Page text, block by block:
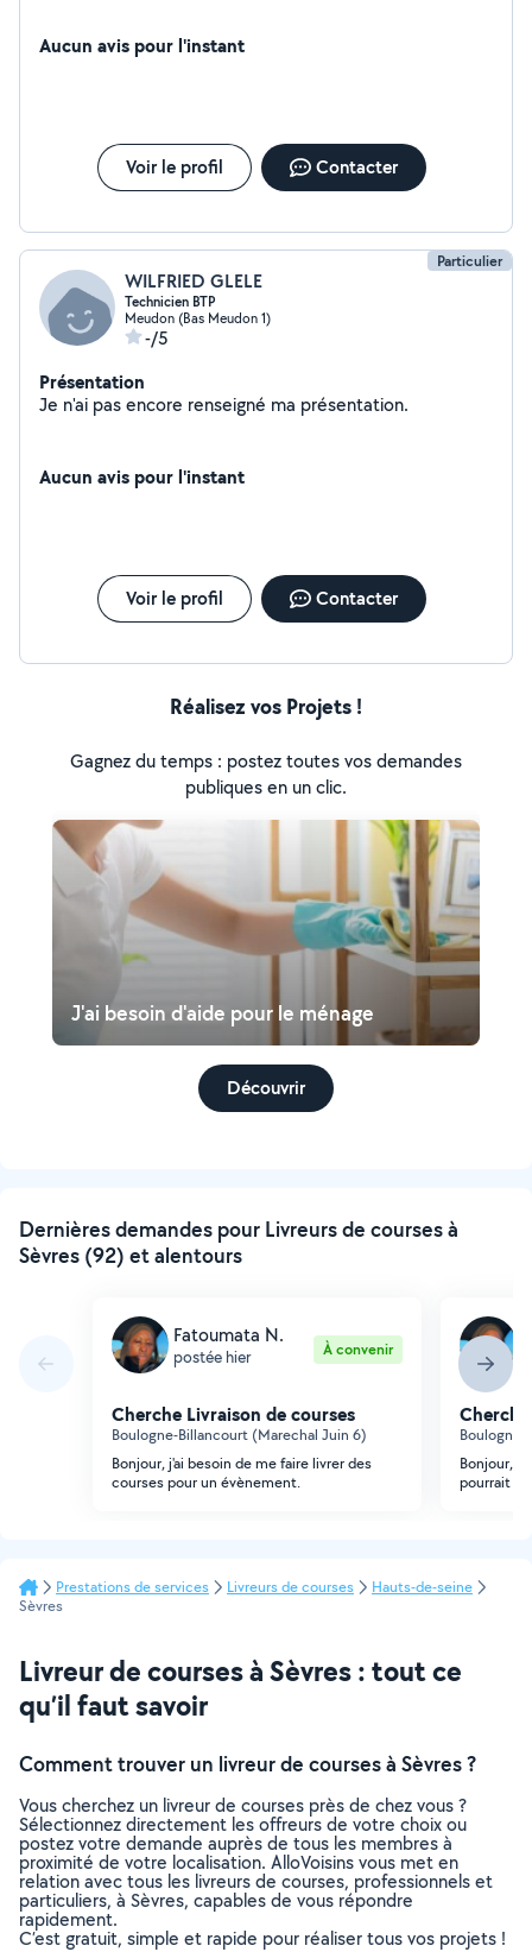
Aucun avis pour l'instant
Voir le profil Contacter
Particulier
WILFRIED GLELE
Technicien BTP
Meudon (Bas Meudon 1)
-/5
Présentation
Je n'ai pas encore renseigné ma présentation.
Aucun avis pour l'instant
Voir le profil Contacter
Réalisez vos Projets !
Gagnez du temps : postez toutes vos demandes
publiques en un clic.
J'ai besoin d'aide pour le ménage
Découvrir
Dernières demandes pour Livreurs de courses à
Sèvres (92) et alentours
Fatoumata N.
postée hier À convenir
Cherche Livraison de courses
Boulogne-Billancourt (Marechal Juin 6)
Bonjour, j'ai besoin de me faire livrer des
courses pour un évènement.
Bonjour,
pourrait
Prestations de services Livreurs de courses
Hauts-de-seine
Sèvres
Livreur de courses à Sèvres : tout ce
qu’il faut savoir
Comment trouver un livreur de courses à Sèvres ?
Vous cherchez un livreur de courses près de chez vous ?
Sélectionnez directement les offreurs de votre choix ou
postez votre demande auprès de tous les membres à
proximité de votre localisation. AlloVoisins vous met en
relation avec tous les livreurs de courses, professionnels et
particuliers, à Sèvres, capables de vous répondre
rapidement.
C’est gratuit, simple et rapide pour réaliser tous vos projets !